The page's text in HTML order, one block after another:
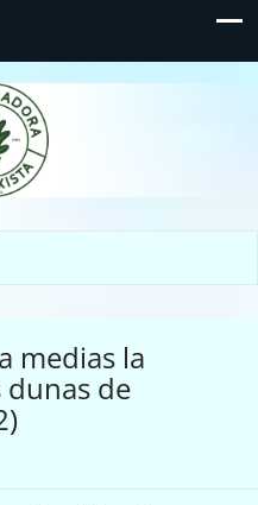
Ecoloxista
medias la
de